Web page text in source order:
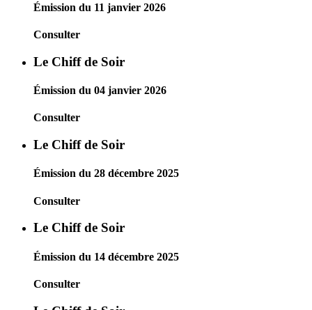
Émission du 11 janvier 2026
Consulter
Le Chiff de Soir
Émission du 04 janvier 2026
Consulter
Le Chiff de Soir
Émission du 28 décembre 2025
Consulter
Le Chiff de Soir
Émission du 14 décembre 2025
Consulter